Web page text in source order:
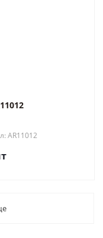
AR11012